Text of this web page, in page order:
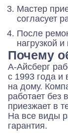
Мастер
согласует
После
нагрузкой
Почему
А-Айсберг
с 1993 года и
на дому.
работает без
приезжает в
На все виды
гарантия.